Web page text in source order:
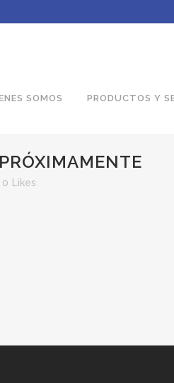
SOMOS PRODUCTOS Y
0 Likes